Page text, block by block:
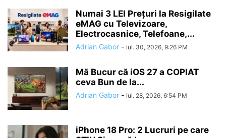
Numai 3 LEI Prețuri la Resigilate
eMAG cu Televizoare,
Electrocasnice, Telefoane,...
Adrian Gabor - iul. 30, 2026, 9:26 PM
Mă Bucur că iOS 27 a COPIAT
ceva Bun de la...
Adrian Gabor - iul. 28, 2026, 6:54 PM
iPhone 18 Pro: 2 Lucruri pe care